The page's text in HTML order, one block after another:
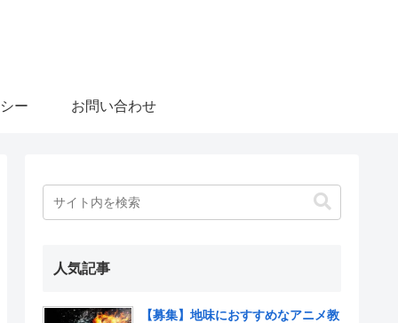
ー お問い合わせ
人気記事
【募集】地味におすすめなアニメ教